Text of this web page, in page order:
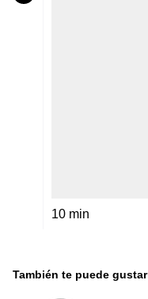
10 min
También te puede gustar